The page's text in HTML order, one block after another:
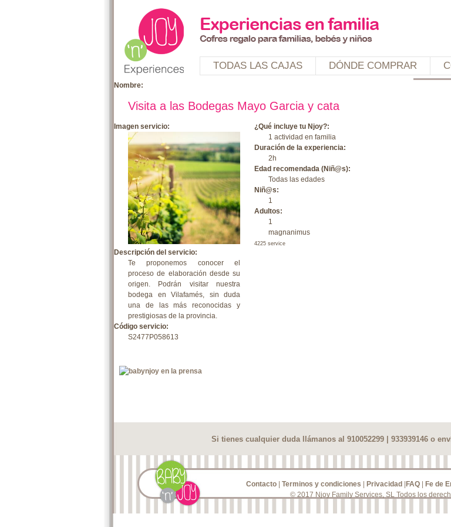
TODAS LAS CAJAS DÓNDE COMPRAR
Nombre:
Visita a las Bodegas Mayo Garcia y cata
Imagen servicio:
Descripción del servicio:
Te proponemos conocer el
proceso de elaboración desde su
origen. Podrán visitar nuestra
bodega en Vilafamés, sin duda
una de las más reconocidas y
prestigiosas de la provincia.
¿Qué incluye tu Njoy?:
1 actividad en familia
Duración de la experiencia:
2h
Edad recomendada (Niñ@s):
Todas las edades
Niñ@s:
1
Adultos:
1
magnanimus
4225 service
Código servicio:
S2477P058613
Si tienes cualquier duda llámanos al 910052299 | 933939146 o
Contacto| Terminos y condiciones | Privacidad|FAQ| Fe de
© 2017 Njoy Family Services, SL Todos los